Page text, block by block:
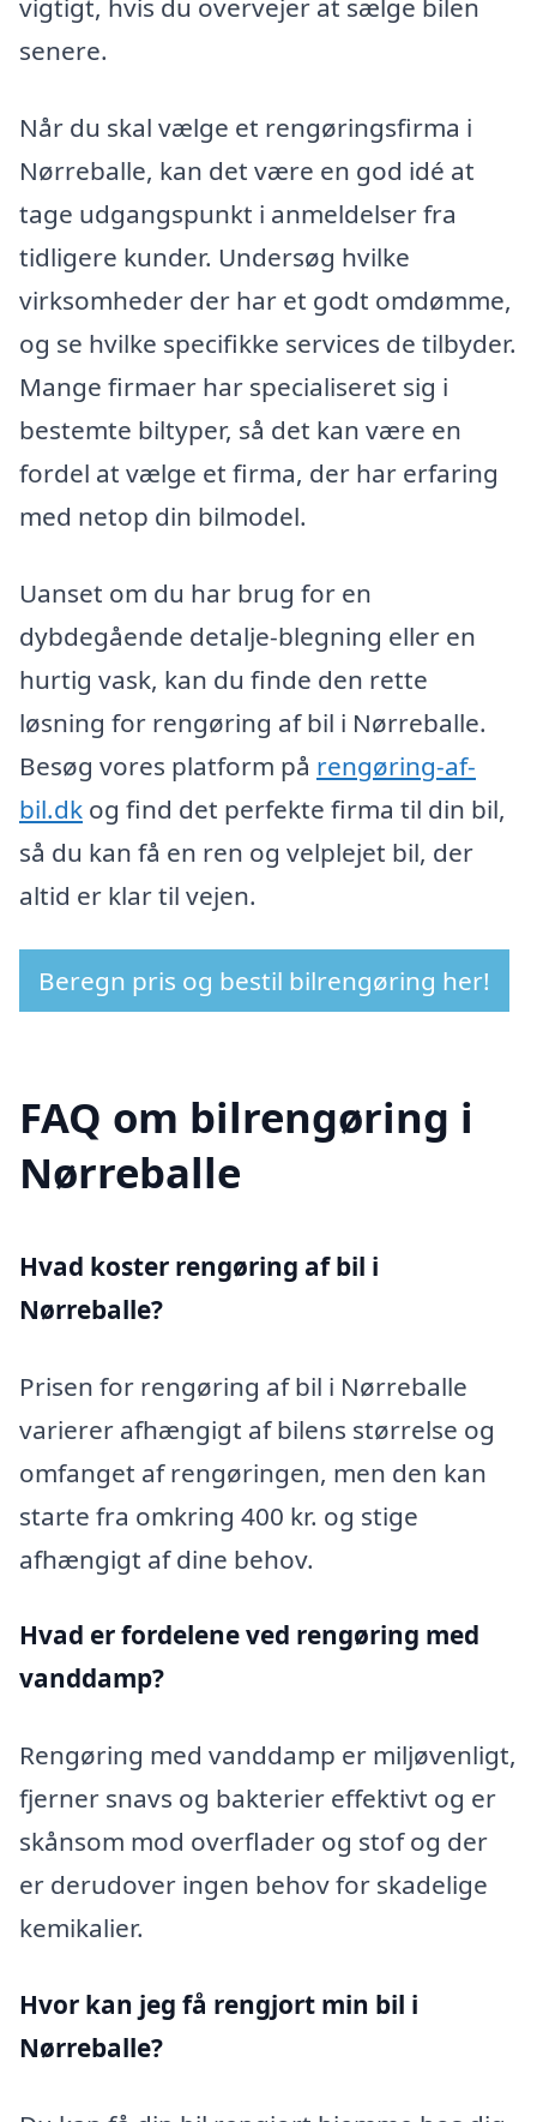
vigtigt, hvis du overvejer at sælge bilen
senere.
Når du skal vælge et rengøringsfirma i
Nørreballe, kan det være en god idé at
tage udgangspunkt i anmeldelser fra
tidligere kunder. Undersøg hvilke
virksomheder der har et godt omdømme,
og se hvilke specifikke services de tilbyder.
Mange firmaer har specialiseret sig i
bestemte biltyper, så det kan være en
fordel at vælge et firma, der har erfaring
med netop din bilmodel.
Uanset om du har brug for en
dybdegående detalje-blegning eller en
hurtig vask, kan du finde den rette
løsning for rengøring af bil i Nørreballe.
Besøg vores platform på rengøring-af-
bil.dk og find det perfekte firma til din bil,
så du kan få en ren og velplejet bil, der
altid er klar til vejen.
Beregn pris og bestil bilrengøring her!
FAQ om bilrengøring i
Nørreballe
Hvad koster rengøring af bil i
Nørreballe?
Prisen for rengøring af bil i Nørreballe
varierer afhængigt af bilens størrelse og
omfanget af rengøringen, men den kan
starte fra omkring 400 kr. og stige
afhængigt af dine behov.
Hvad er fordelene ved rengøring med
vanddamp?
Rengøring med vanddamp er miljøvenligt,
fjerner snavs og bakterier effektivt og er
skånsom mod overflader og stof og der
er derudover ingen behov for skadelige
kemikalier.
Hvor kan jeg få rengjort min bil i
Nørreballe?